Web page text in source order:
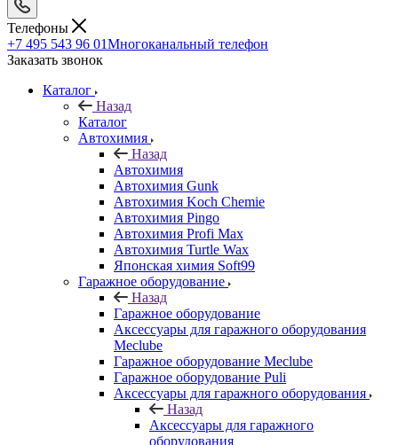
Телефоны
+7 495 543 96 01Многоканальный телефон
Заказать звонок
Каталог
Назад
Каталог
Автохимия
Назад
Автохимия
Автохимия Gunk
Автохимия Koch Chemie
Автохимия Pingo
Автохимия Profi Max
Автохимия Turtle Wax
Японская химия Soft99
Гаражное оборудование
Назад
Гаражное оборудование
Аксессуары для гаражного оборудования
Meclube
Гаражное оборудование Meclube
Гаражное оборудование Puli
Аксессуары для гаражного оборудования
Назад
Аксессуары для гаражного
оборудования